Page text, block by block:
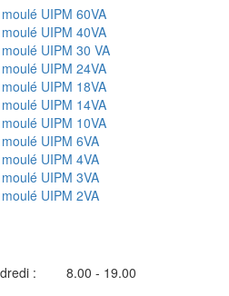
UIPM 60VA
UIPM 40VA
UIPM 30 VA
UIPM 24VA
UIPM 18VA
UIPM 14VA
UIPM 10VA
UIPM 6VA
UIPM 4VA
UIPM 3VA
UIPM 2VA
:
8.00 - 19.00